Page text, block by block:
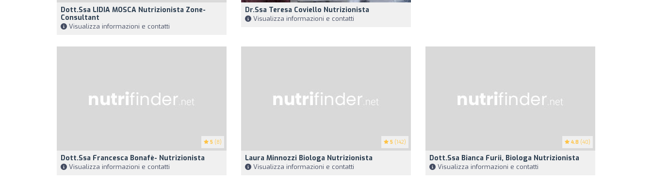
Dott.ssa LIDIA MOSCA Nutrizionista Zone-
Consultant
Visualizza informazioni e contatti
Dr.ssa Teresa Coviello Nutrizionista
Visualizza informazioni e contatti
5 (8)
Dott.ssa Francesca Bonafè- Nutrizionista
Visualizza informazioni e contatti
5 (142)
Laura Minnozzi Biologa Nutrizionista
Visualizza informazioni e contatti
4.8 (40)
Dott.ssa Bianca Furii, Biologa Nutrizionista
Visualizza informazioni e contatti